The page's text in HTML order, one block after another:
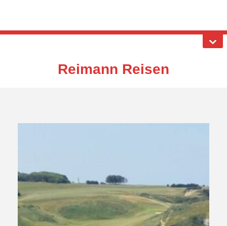
Reimann Reisen